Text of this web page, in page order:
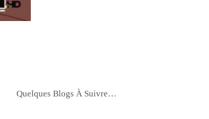
Quelques Blogs À Suivre…